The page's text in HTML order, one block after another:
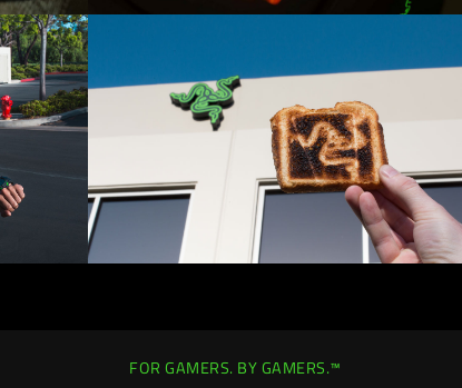
FOR GAMERS. BY GAMERS.™